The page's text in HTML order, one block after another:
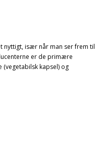
nyttigt, især når man ser frem til
er de primære
kapsel) og